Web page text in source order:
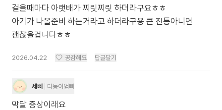
걸을때마다 아랫배가 찌릿찌릿 하더라구요ㅎㅎ
아기가 나올준비 하는거라고 하더라구용 큰 진통아니면
괜찮을겁니다ㅎㅎ
2026.04.22 공감해요 답글달기
세삐 다둥이엄빠
막달 증상이래요